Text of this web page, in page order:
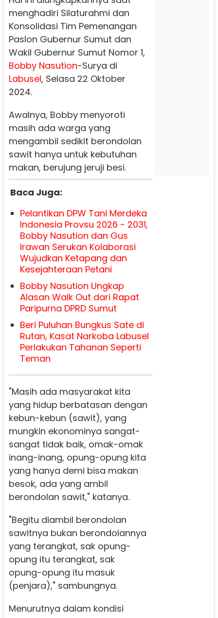
menghadiri Silaturahmi dan
Konsolidasi Tim Pemenangan
Paslon Gubernur Sumut dan
Wakil Gubernur Sumut Nomor 1,
Bobby Nasution-Surya di
Labusel, Selasa 22 Oktober
2024.
Awalnya, Bobby menyoroti
masih ada warga yang
mengambil sedikit berondolan
sawit hanya untuk kebutuhan
makan, berujung jeruji besi.
Baca Juga:
Pelantikan DPW Tani Merdeka
Indonesia Provsu 2026 - 2031,
Bobby Nasution dan Gus
Irawan Serukan Kolaborasi
Wujudkan Ketapang dan
Kesejahteraan Petani
Bobby Nasution Ungkap
Alasan Walk Out dari Rapat
Paripurna DPRD Sumut
Beri Puluhan Bungkus Sate di
Rutan, Kasat Narkoba Labusel
Perlakukan Tahanan Seperti
Teman
"Masih ada masyarakat kita
yang hidup berbatasan dengan
kebun-kebun (sawit), yang
mungkin ekonominya sangat-
sangat tidak baik, omak-omak
inang-inang, opung-opung kita
yang hanya demi bisa makan
besok, ada yang ambil
berondolan sawit," katanya.
"Begitu diambil berondolan
sawitnya bukan berondolannya
yang terangkat, sak opung-
opung itu terangkat, sak
opung-opung itu masuk
(penjara)," sambungnya.
Menurutnya dalam kondisi